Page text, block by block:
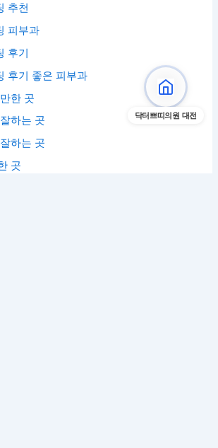
닥터쁘띠의원 대전
추천
피부과
후기
후기 좋은 피부과
한 곳
하는 곳
하는 곳
곳